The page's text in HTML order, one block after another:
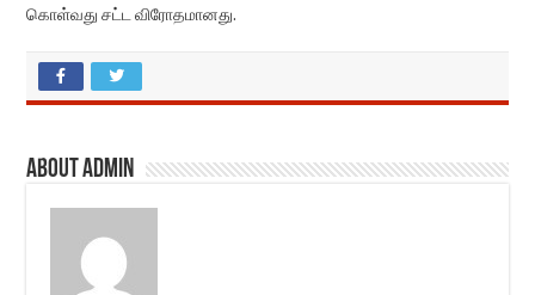
கொள்வது சட்ட விரோதமானது.
About admin